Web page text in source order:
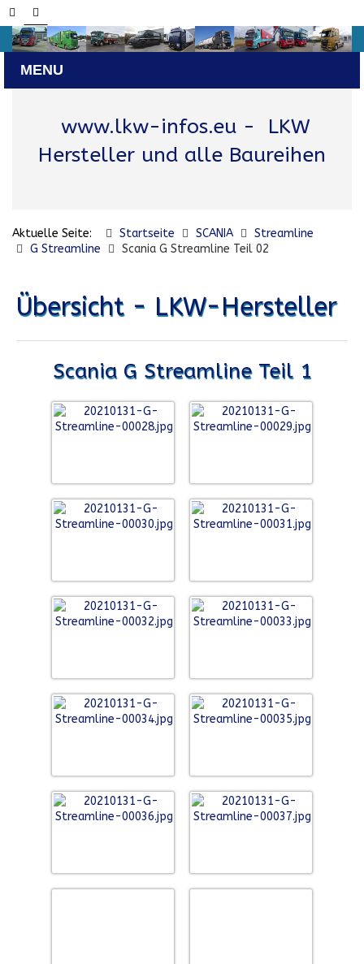
www.lkw-infos.eu- LKW
Hersteller und alle Baureihen
Aktuelle Seite: Startseite SCANIA
Streamline
G Streamline
Scania G Streamline Teil 02
Übersicht - LKW-Hersteller
Scania G Streamline Teil 1